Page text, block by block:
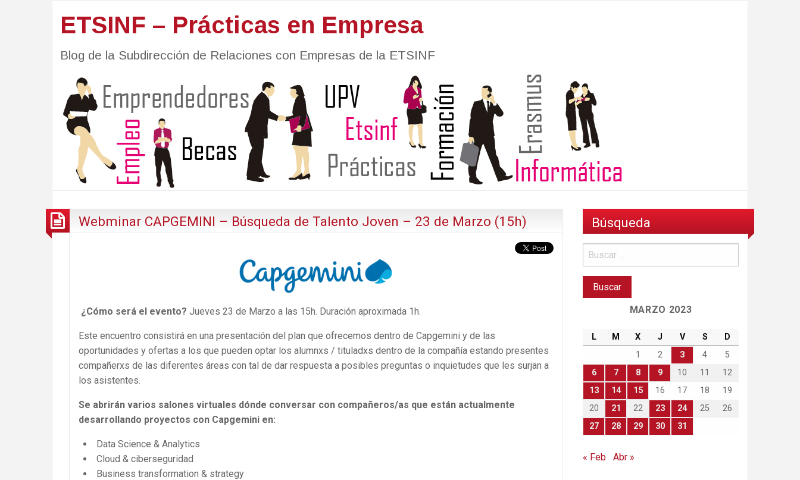
ETSINF – Prácticas en Empresa
Blog de la Subdirección de Relaciones con Empresas de la ETSINF
Webminar CAPGEMINI – Búsqueda de Talento Joven – 23 de Marzo (15h)
¿Cómo será el evento? Jueves 23 de Marzo a las 15h. Duración aproximada 1h.
Este encuentro consistirá en una presentación del plan que ofrecemos dentro de Capgemini y de las
oportunidades y ofertas a los que pueden optar los alumnxs / tituladxs dentro de la compañía estando presentes
compañerxs de las diferentes áreas con tal de dar respuesta a posibles preguntas o inquietudes que les surjan a
los asistentes.
Se abrirán varios salones virtuales dónde conversar con compañeros/as que están actualmente
desarrollando proyectos con Capgemini en:
Data Science & Analytics
Cloud & ciberseguridad
Business transformation & strategy
Búsqueda
MARZO 2023
L M X J V S
D
1
2 3 4
5
6
7 8 9 10 11
12
13
14 15 16 17 18
19
20
21 22 23 24 25
26
27
28 29 30 31
« Feb Abr »